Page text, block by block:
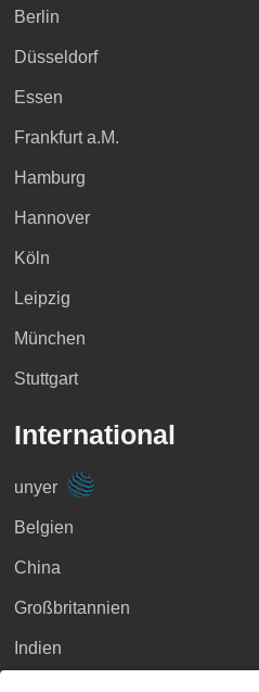
Berlin
Düsseldorf
Essen
Frankfurt a.M.
Hamburg
Hannover
Köln
Leipzig
München
Stuttgart
International
unyer
Belgien
China
Großbritannien
Indien